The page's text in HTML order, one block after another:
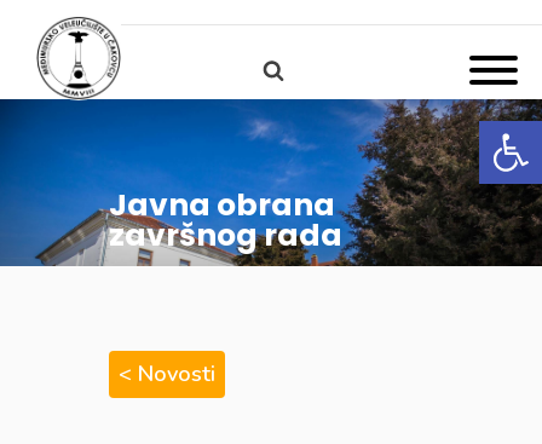
Javna obrana
završnog rada
< Novosti